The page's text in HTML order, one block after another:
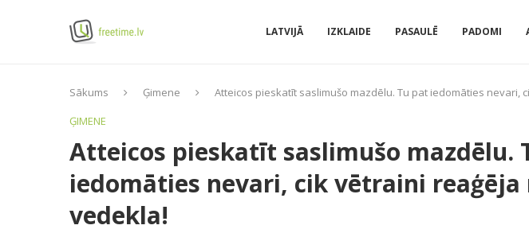
LATVIJĀ IZKLAIDE PASAULĒ PADOMI
Sākums Ģimene
Atteicos pieskatīt saslimušo mazdēlu. Tu pat iedomāties nevari,
ĢIMENE
Atteicos pieskatīt saslimušo mazdēlu.
iedomāties nevari, cik vētraini reaģēja
vedekla!